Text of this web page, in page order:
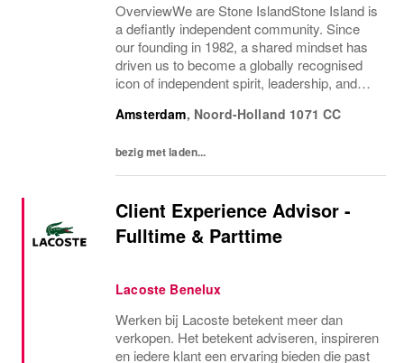
OverviewWe are Stone IslandStone Island is
a defiantly independent community. Since
our founding in 1982, a shared mindset has
driven us to become a globally recognised
icon of independent spirit, leadership, and
foundation of the culture that we cherish...
Amsterdam, Noord-Holland 1071 CC
bezig met laden...
Client Experience Advisor -
Fulltime & Parttime
Lacoste Benelux
Werken bij Lacoste betekent meer dan
verkopen. Het betekent adviseren, inspireren
en iedere klant een ervaring bieden die past